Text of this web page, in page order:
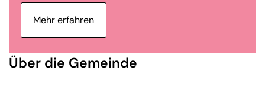
Mehr erfahren
Über die Gemeinde